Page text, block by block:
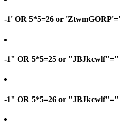
-1' OR 5*5=26 or 'ZtwmGORP'='
-1" OR 5*5=25 or "JBJkcwlf"="
-1" OR 5*5=26 or "JBJkcwlf"="